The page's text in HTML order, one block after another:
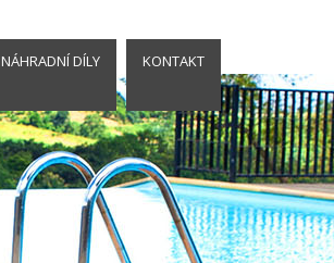
NÁHRADNÍ DÍLY KONTAKT